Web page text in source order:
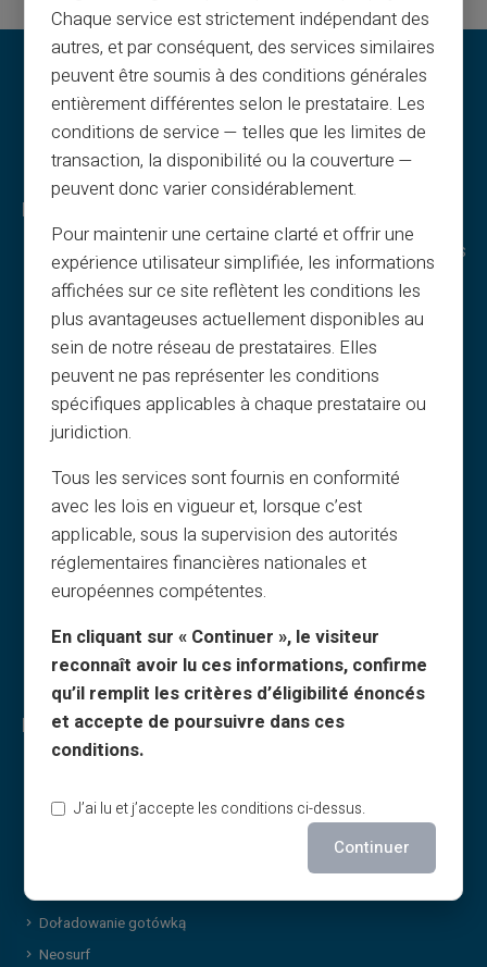
Prawo i warunki
Warunki ogólne
Informacje prawne
Prywatność
Warunki użycia
Cookies
FAQ
Poradniki
Warunki poleceń
Druk i obrazy
Karty podarunkowe
Cashback
O nas
Partner
Kontakt
Dlaczego VERITAS
IBAN i RIB
3D Secure
Oferty
Oferty specjalne
Druk na żądanie
Cashback
Bez dochodu
Dyskretne zakupy
Udostępnianie
Koło fortuny
Usługi i nowości
Bezpieczeństwo i usługi
Aktywacja karty
Doładowanie gotówką
Neosurf
Chaque service est strictement indépendant des
autres, et par conséquent, des services similaires
peuvent être soumis à des conditions générales
entièrement différentes selon le prestataire. Les
conditions de service — telles que les limites de
transaction, la disponibilité ou la couverture —
peuvent donc varier considérablement.
Pour maintenir une certaine clarté et offrir une
expérience utilisateur simplifiée, les informations
affichées sur ce site reflètent les conditions les
plus avantageuses actuellement disponibles au
sein de notre réseau de prestataires. Elles
peuvent ne pas représenter les conditions
spécifiques applicables à chaque prestataire ou
juridiction.
Tous les services sont fournis en conformité
avec les lois en vigueur et, lorsque c’est
applicable, sous la supervision des autorités
réglementaires financières nationales et
européennes compétentes.
En cliquant sur « Continuer », le visiteur
reconnaît avoir lu ces informations, confirme
qu’il remplit les critères d’éligibilité énoncés
et accepte de poursuivre dans ces
conditions.
J’ai lu et j’accepte les conditions ci-dessus.
Continuer